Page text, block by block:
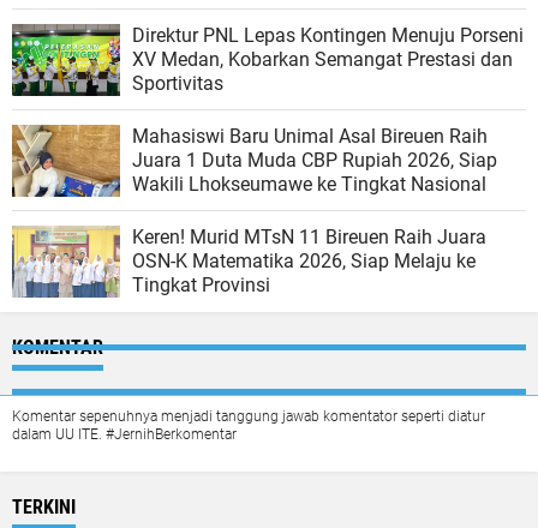
Direktur PNL Lepas Kontingen Menuju Porseni
XV Medan, Kobarkan Semangat Prestasi dan
Sportivitas
Mahasiswi Baru Unimal Asal Bireuen Raih
Juara 1 Duta Muda CBP Rupiah 2026, Siap
Wakili Lhokseumawe ke Tingkat Nasional
Keren! Murid MTsN 11 Bireuen Raih Juara
OSN-K Matematika 2026, Siap Melaju ke
Tingkat Provinsi
KOMENTAR
Komentar sepenuhnya menjadi tanggung jawab komentator seperti diatur
dalam UU ITE. #JernihBerkomentar
TERKINI